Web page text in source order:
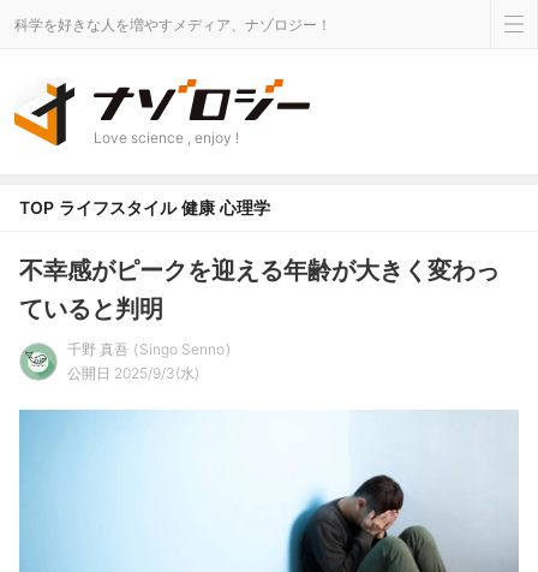
科学を好きな人を増やすメディア、ナゾロジー！
Love science , enjoy !
TOP ライフスタイル 健康 心理学
不幸感がピークを迎える年齢が大きく変わっ
ていると判明
千野 真吾
Singo Senno
公開日 2025/9/3(水)